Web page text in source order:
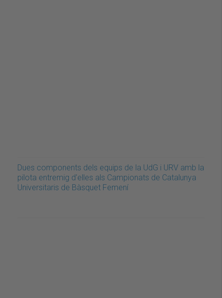
Dues components dels equips de la UdG i URV amb la
pilota entremig d'elles als Campionats de Catalunya
Universitaris de Bàsquet Femení